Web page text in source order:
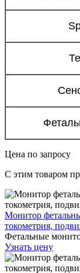
Цена по запросу
C этим товаром
Монитор
токометрия,
Фетальные
Узнать цену